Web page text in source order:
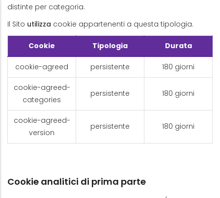
distinte per categoria.
Il Sito utilizza cookie appartenenti a questa tipologia.
Cookie Tipologia Durata
cookie-agreed persistente 180 giorni
cookie-agreed-
categories
persistente 180 giorni
cookie-agreed-
version
persistente 180 giorni
Cookie analitici di prima parte